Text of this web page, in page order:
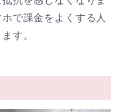
で課金をよくする人
す。